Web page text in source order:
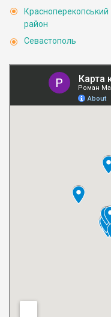
Красноперекопський
район
Севастополь